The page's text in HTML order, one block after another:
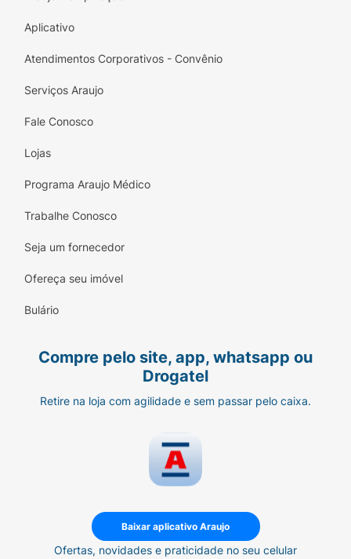
Aplicativo
Atendimentos Corporativos - Convênio
Serviços Araujo
Fale Conosco
Lojas
Programa Araujo Médico
Trabalhe Conosco
Seja um fornecedor
Ofereça seu imóvel
Bulário
Compre pelo site, app, whatsapp ou
Drogatel
Retire na loja com agilidade e sem passar pelo caixa.
Baixar aplicativo Araujo
Ofertas, novidades e praticidade no seu celular